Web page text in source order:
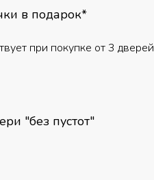
в подарок*
при покупке от 3 дверей
"без пустот"